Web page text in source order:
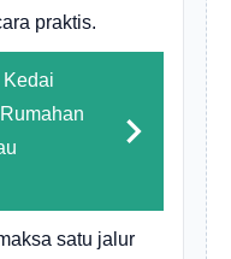
praktis.
Kedai
satu jalur